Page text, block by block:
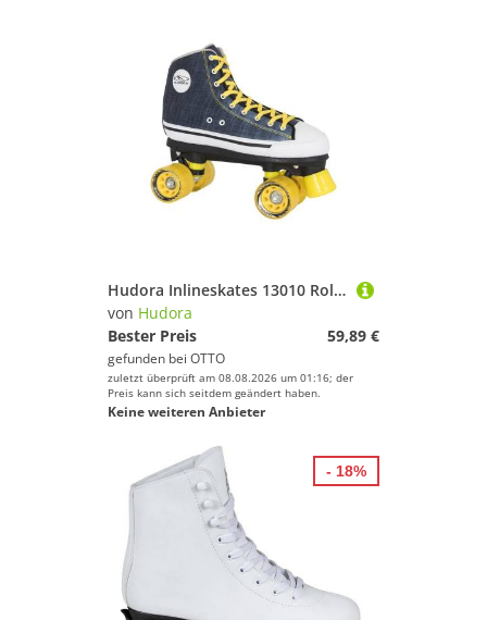
Hudora Inlineskates 13010 Roller Skates Blue Denim, Gr. 36
von Hudora
Bester Preis
59,89 €
gefunden bei OTTO
zuletzt überprüft am 08.08.2026 um 01:16; der
Preis kann sich seitdem geändert haben.
Keine weiteren Anbieter
- 18%